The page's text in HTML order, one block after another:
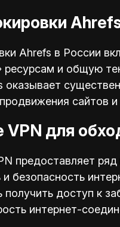
Ahrefs в России
ресурсам и общую
оказывает
сайтов
VPN для
предоставляет
безопасность
доступ к
интернет-